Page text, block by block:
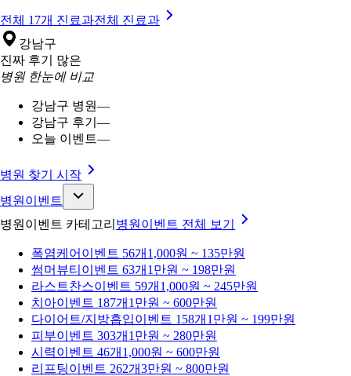
전체 17개 진료과전체 진료과
강남구
진짜 후기 많은
병원 한눈에 비교
강남구 병원—
강남구 후기 —
오늘 이벤트—
병원 찾기 시작
병원이벤트
병원이벤트 카테고리 병원이벤트 전체 보기
폭염케어 이벤트 56개 1,000원 ~ 135만원
썸머뷰티 이벤트 63개 1만원 ~ 198만원
라스트찬스이벤트 59개 1,000원 ~ 245만원
치아이벤트 187개 1만원 ~ 600만원
다이어트/지방흡입이벤트 158개 1만원 ~ 199만원
피부이벤트 303개 1만원 ~ 280만원
시력이벤트 46개 1,000원 ~ 600만원
리프팅이벤트 262개3만원 ~ 800만원